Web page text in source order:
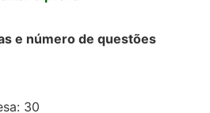
e número de questões
30